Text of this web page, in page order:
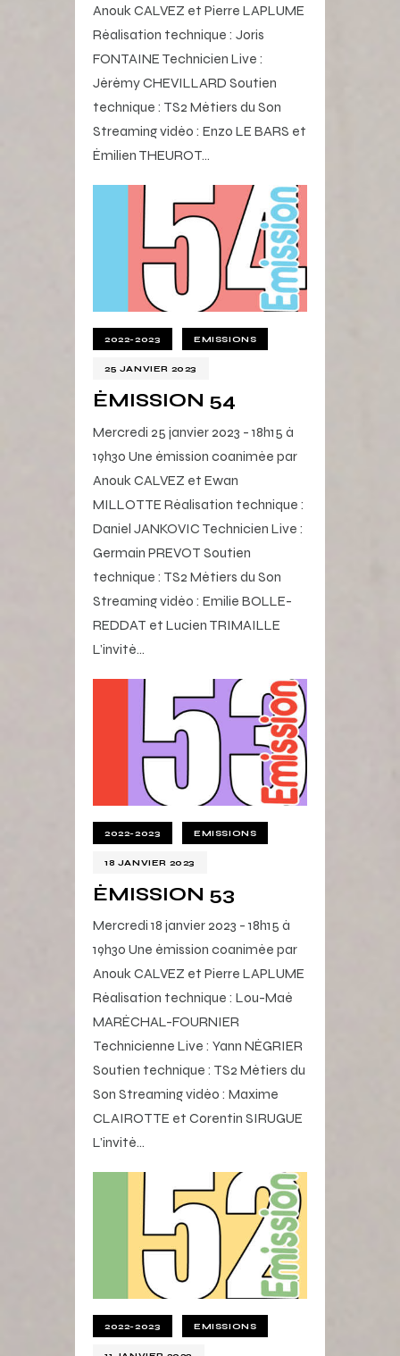
Anouk CALVEZ et Pierre LAPLUME
Réalisation technique : Joris
FONTAINE Technicien Live :
Jérémy CHEVILLARD Soutien
technique : TS2 Métiers du Son
Streaming vidéo : Enzo LE BARS et
Émilien THEUROT…
2022-2023 EMISSIONS
25 JANVIER 2023
ÉMISSION 54
Mercredi 25 janvier 2023 - 18h15 à
19h30 Une émission coanimée par
Anouk CALVEZ et Ewan
MILLOTTE Réalisation technique :
Daniel JANKOVIC Technicien Live :
Germain PREVOT Soutien
technique : TS2 Métiers du Son
Streaming vidéo : Emilie BOLLE-
REDDAT et Lucien TRIMAILLE
L’invité…
2022-2023 EMISSIONS
18 JANVIER 2023
ÉMISSION 53
Mercredi 18 janvier 2023 - 18h15 à
19h30 Une émission coanimée par
Anouk CALVEZ et Pierre LAPLUME
Réalisation technique : Lou-Maé
MARÉCHAL-FOURNIER
Technicienne Live : Yann NÉGRIER
Soutien technique : TS2 Métiers du
Son Streaming vidéo : Maxime
CLAIROTTE et Corentin SIRUGUE
L’invité…
2022-2023 EMISSIONS